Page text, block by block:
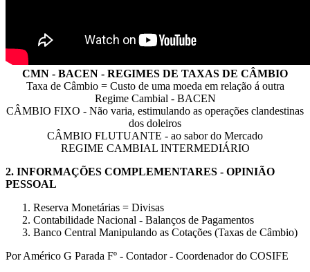
CMN - BACEN - REGIMES DE TAXAS DE CÂMBIO
Taxa de Câmbio = Custo de uma moeda em relação á outra
Regime Cambial - BACEN
CÂMBIO FIXO - Não varia, estimulando as operações clandestinas
dos doleiros
CÂMBIO FLUTUANTE - ao sabor do Mercado
REGIME CAMBIAL INTERMEDIÁRIO
2. INFORMAÇÕES COMPLEMENTARES - OPINIÃO
PESSOAL
Reserva Monetárias = Divisas
Contabilidade Nacional - Balanços de Pagamentos
Banco Central Manipulando as Cotações (Taxas de Câmbio)
Por Américo G Parada Fº - Contador - Coordenador do COSIFE